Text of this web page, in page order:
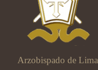
Arzobispado de Lima